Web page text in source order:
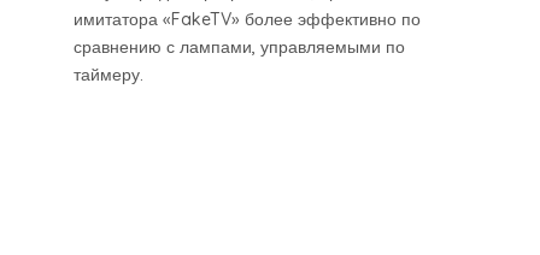
имитатора «FakeTV» более эффективно по
сравнению с лампами, управляемыми по
таймеру.